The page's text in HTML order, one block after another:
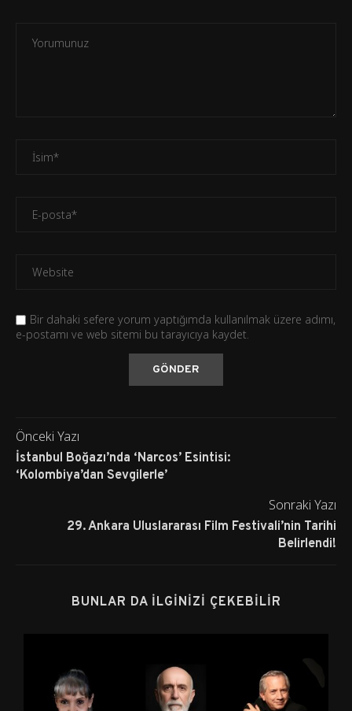
Bir dahaki sefere yorum yaptığımda kullanılmak üzere adımı,
e-postamı ve web sitemi bu tarayıcıya kaydet.
Önceki Yazı
İstanbul Boğazı’nda ‘Narcos’ Esintisi:
‘Kolombiya’dan Sevgilerle’
Sonraki Yazı
29. Ankara Uluslararası Film Festivali’nin Tarihi
Belirlendi!
BUNLAR DA İLGINIZI ÇEKEBILIR